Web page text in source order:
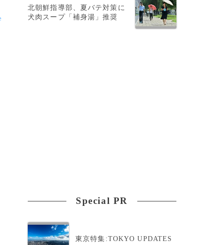
北朝鮮指導部、夏バテ対策に
犬肉スープ「補身湯」推奨
Special PR
東京特集:TOKYO UPDATES